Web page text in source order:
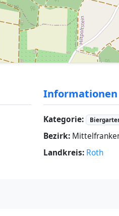
Informationen
Kategorie:
Bezirk:
Landkreis: Roth